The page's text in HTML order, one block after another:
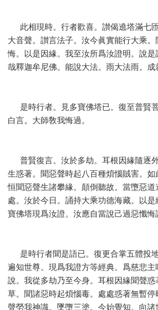
此相現時。行者歡喜。讃偈遶塔滿七
大音聲。讃言法子。汝今眞實能行大乘
悔。以是因緣。我至汝所爲汝證明。說
哉釋迦牟尼佛。能說大法。雨大法雨。成
是時行者。見多寶佛塔已。復至普賢
白言。大師敎我悔過。
普賢復言。汝於多劫。耳根因緣隨逐
生惑著。聞惡聲時起八百種煩惱賊害。如
恒聞惡聲生諸攀緣。顛倒聽故。當墮惡
處。汝於今日。誦持大乘功德海藏。以
寶佛塔現爲汝證。汝應自當說己過惡懺悔
是時行者聞是語已。復更合掌五體投
遍知世尊。現爲我證方等經典。爲慈悲
說。我從多劫乃至今身。耳根因緣聞聲
草。聞諸惡時起煩惱毒。處處惑著無暫
聲勞我神識。墜墮三塗。今始覺知。向諸